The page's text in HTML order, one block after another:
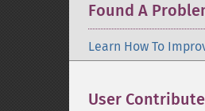
Found A
Learn How To
User